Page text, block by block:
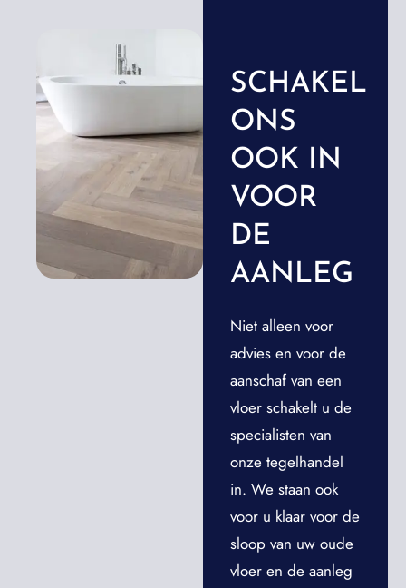
SCHAKEL
ONS
OOK IN
VOOR
DE
AANLEG
Niet alleen voor
advies en voor de
aanschaf van een
vloer schakelt u de
specialisten van
onze tegelhandel
in. We staan ook
voor u klaar voor de
sloop van uw oude
vloer en de aanleg